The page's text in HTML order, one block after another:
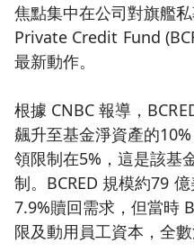
焦點集中在公司對旗艦
Private Credit Fund
最新動作。
根據 CNBC 報導，
飆升至基金淨資產的
領限制在5%，這是該基
制。BCRED 規模約79
7.9%贖回需求，但當時
限及動用員工資本，全數